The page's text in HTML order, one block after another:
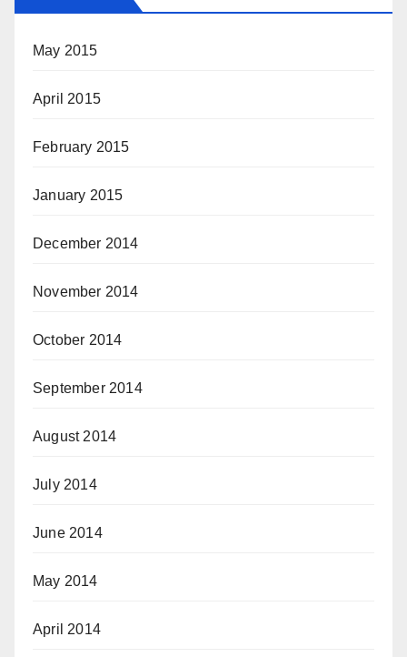
May 2015
April 2015
February 2015
January 2015
December 2014
November 2014
October 2014
September 2014
August 2014
July 2014
June 2014
May 2014
April 2014